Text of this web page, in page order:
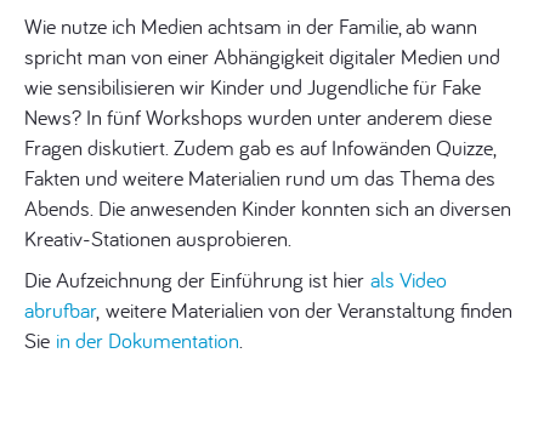
Wie nutze ich Medien achtsam in der Familie, ab wann
spricht man von einer Abhängigkeit digitaler Medien und
wie sensibilisieren wir Kinder und Jugendliche für Fake
News? In fünf Workshops wurden unter anderem diese
Fragen diskutiert. Zudem gab es auf Infowänden Quizze,
Fakten und weitere Materialien rund um das Thema des
Abends. Die anwesenden Kinder konnten sich an diversen
Kreativ-Stationen ausprobieren.
Die Aufzeichnung der Einführung ist hier als Video
abrufbar, weitere Materialien von der Veranstaltung finden
Sie in der Dokumentation.